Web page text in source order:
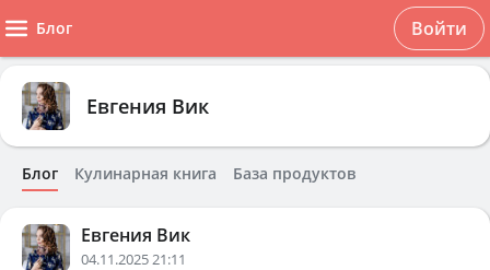
Блог Войти
Евгения Вик
Блог Кулинарная книга База продуктов
Евгения Вик
04.11.2025 21:11